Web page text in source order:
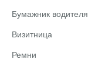
Бумажник водителя
Визитница
Ремни